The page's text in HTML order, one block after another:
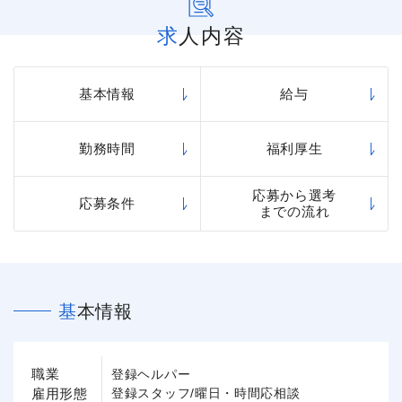
求人内容
基本情報 給与
勤務時間 福利厚生
応募条件
応募から選考
までの流れ
基本情報
職業
雇用形態
登録ヘルパー
登録スタッフ/曜日・時間応相談